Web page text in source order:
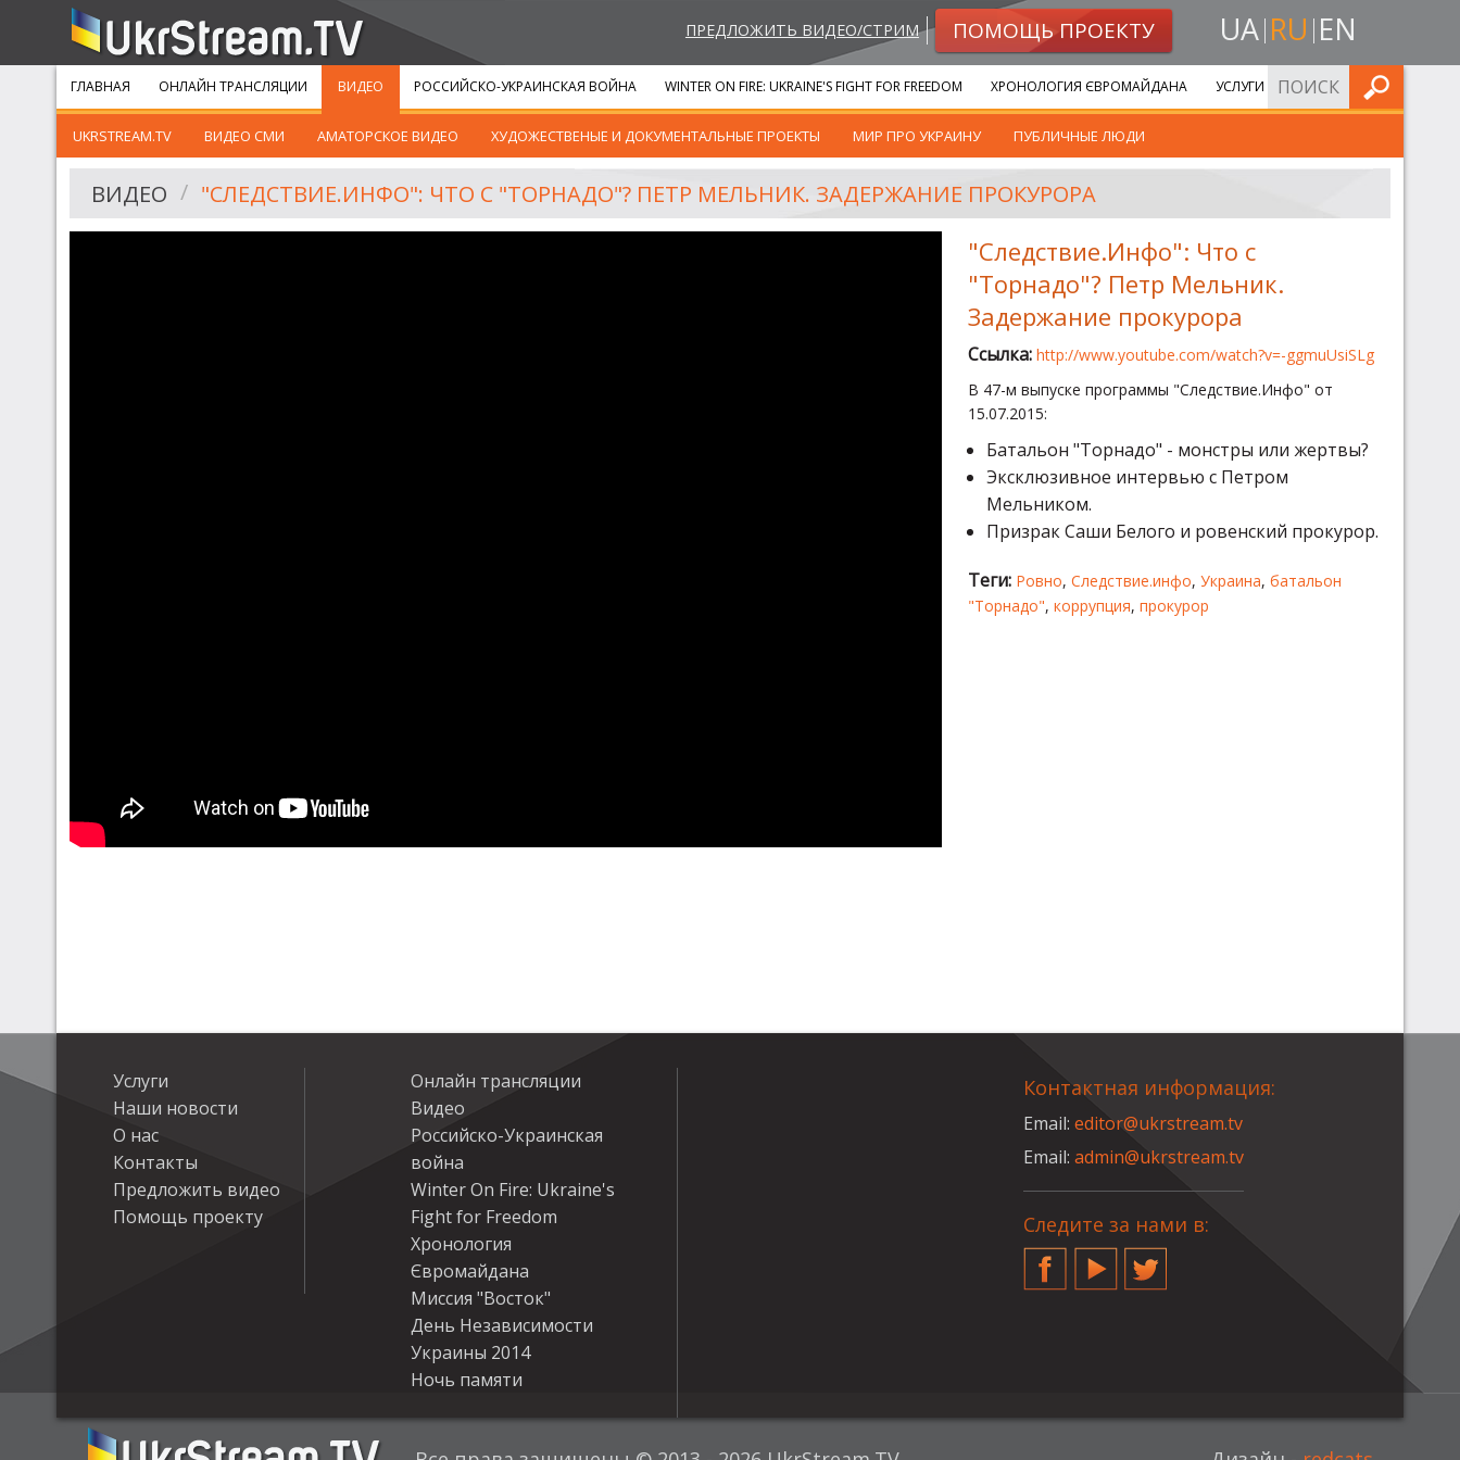
ПРЕДЛОЖИТЬ ВИДЕО/СТРИМ ПОМОЩЬ ПРОЕКТУ UA RU EN
ГЛАВНАЯ ОНЛАЙН ТРАНСЛЯЦИИ ВИДЕО
UKRSTREAM.TV ВИДЕО СМИ АМАТОРСКОЕ ВИДЕО ХУДОЖЕСТВЕНЫЕ И ДОКУМЕНТАЛЬНЫЕ ПРОЕКТЫ МИР ПРО УКРАИНУ ПУБЛИЧНЫЕ ЛЮДИ
РОССИЙСКО-УКРАИНСКАЯ ВОЙНА WINTER ON FIRE: UKRAINE'S FIGHT FOR FREEDOM ХРОНОЛОГИЯ ЄВРОМАЙДАНА УСЛУГИ ИСКАТЬ
ВИДЕО "СЛЕДСТВИЕ.ИНФО": ЧТО С "ТОРНАДО"? ПЕТР МЕЛЬНИК. ЗАДЕРЖАНИЕ ПРОКУРОРА
"Следствие.Инфо": Что с
"Торнадо"? Петр Мельник.
Задержание прокурора
Ссылка: http://www.youtube.com/watch?v=-ggmuUsiSLg
В 47-м выпуске программы "Следствие.Инфо" от
15.07.2015:
Батальон "Торнадо" - монстры или жертвы?
Эксклюзивное интервью с Петром
Мельником.
Призрак Саши Белого и ровенский прокурор.
Теги: Ровно, Следствие.инфо, Украина, батальон
"Торнадо", коррупция, прокурор
Услуги
Наши новости
О нас
Контакты
Предложить видео
Помощь проекту
Онлайн трансляции
Видео
Российско-Украинская
война
Winter On Fire: Ukraine's
Fight for Freedom
Хронология
Євромайдана
Миссия "Восток"
День Независимости
Украины 2014
Ночь памяти
Контактная информация:
Email:editor@ukrstream.tv
Email:admin@ukrstream.tv
Следите за нами в:
FacebookYouTubeTwitter